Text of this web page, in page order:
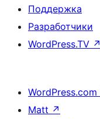
Поддержка
Разработчики
WordPress.TV ↗
WordPress.com
Matt ↗